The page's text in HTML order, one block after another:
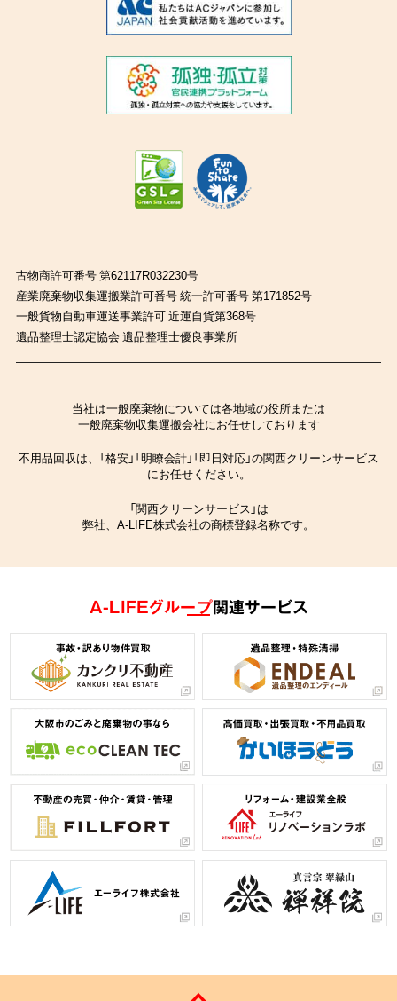
古物商許可番号 第62117R032230号
産業廃棄物収集運搬業許可番号 統一許可番号 第171852号
一般貨物自動車運送事業許可 近運自貨第368号
遺品整理士認定協会 遺品整理士優良事業所
当社は一般廃棄物については各地域の役所または
一般廃棄物収集運搬会社にお任せしております
不用品回収は、「格安」「明瞭会計」「即日対応」の関西クリーンサービス
にお任せください。
「関西クリーンサービス」は
弊社、A-LIFE株式会社の商標登録名称です。
A-LIFEグループ関連サービス